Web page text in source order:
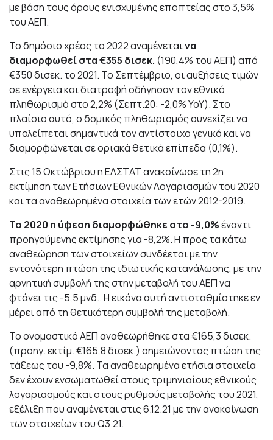
με βάση τους όρους ενισχυμένης εποπτείας στο 3,5%
του ΑΕΠ.
Το δημόσιο χρέος το 2022 αναμένεταινα
διαμορφωθεί στα €355 δισεκ. (190,4% του ΑΕΠ) από
€350 δισεκ. το 2021. Το Σεπτέμβριο, οι αυξήσεις τιμών
σε ενέργεια και διατροφή οδήγησαν τον εθνικό
πληθωρισμό στο 2,2% (Σεπτ.20: -2,0% YoY). Στο
πλαίσιο αυτό, ο δομικός πληθωρισμός συνεχίζει να
υπολείπεται σημαντικά τον αντίστοιχο γενικό και να
διαμορφώνεται σε οριακά θετικά επίπεδα (0,1%).
Στις 15 Οκτώβριου η ΕΛΣΤΑΤ ανακοίνωσε τη 2η
εκτίμηση των Ετήσιων Εθνικών Λογαριασμών του 2020
και τα αναθεωρημένα στοιχεία των ετών 2012-2019.
Το 2020 η ύφεση διαμορφώθηκε στο -9,0%έναντι
προηγούμενης εκτίμησης για -8,2%. Η προς τα κάτω
αναθεώρηση των στοιχείων συνδέεται με την
εντονότερη πτώση της ιδιωτικής κατανάλωσης, με την
αρνητική συμβολή της στην μεταβολή του ΑΕΠ να
φτάνει τις -5,5 μνδ.. Η εικόνα αυτή αντισταθμίστηκε εν
μέρει από τη θετικότερη συμβολή της μεταβολή.
Το ονομαστικό ΑΕΠ αναθεωρήθηκε στα €165,3 δισεκ.
(προηγ. εκτίμ. €165,8 δισεκ.) σημειώνοντας πτώση της
τάξεως του -9,8%. Τα αναθεωρημένα ετήσια στοιχεία
δεν έχουν ενσωματωθεί στους τριμηνιαίους εθνικούς
λογαριασμούς και στους ρυθμούς μεταβολής του 2021,
εξέλιξη που αναμένεται στις 6.12.21 με την ανακοίνωση
των στοιχείων του Q3.21.